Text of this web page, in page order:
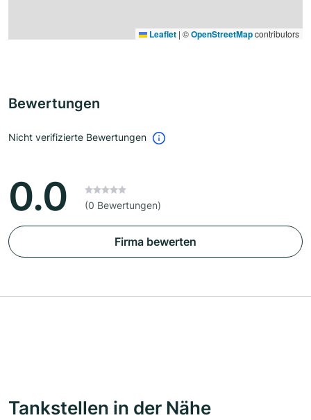
Leaflet | ©OpenStreetMapcontributors
Bewertungen
Nicht verifizierte Bewertungen
0.0 (0 Bewertungen)
Firma bewerten
Tankstellen in der Nähe